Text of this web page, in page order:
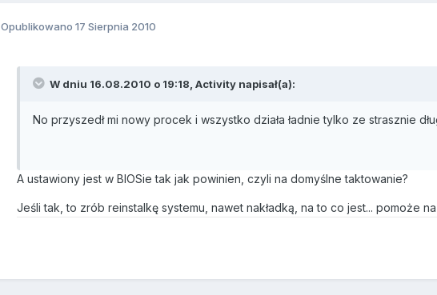
Opublikowano 17 Sierpnia 2010
W dniu 16.08.2010 o 19:18, Activity napisał(a):
No przyszedł mi nowy procek i wszystko działa ładnie tylko ze strasznie
A ustawiony jest w BIOSie tak jak powinien, czyli na domyślne taktowanie?
Jeśli tak, to zrób reinstalkę systemu, nawet nakładką, na to co jest... pomoże